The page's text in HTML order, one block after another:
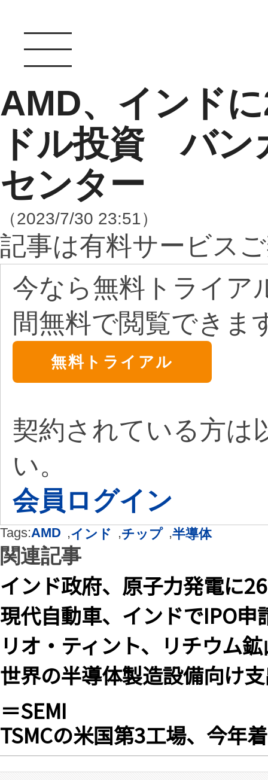
AMD、インド
ドル投資 バン
センター
（2023/7/30 23:51）
記事は有料サービス
今なら無料トライア
間無料で閲覧できま
無料トライアル
契約されている方は
い。
会員ログイン
Tags:AMD ,インド ,チップ ,半導体
関連記事
インド政府、原子力発電に
現代自動車、インドでIPO
リオ・ティント、リチウム
世界の半導体製造設備向け
＝SEMI
TSMCの米国第3工場、今年